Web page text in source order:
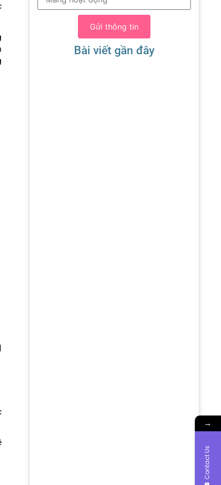
Gửi thông tin
Bài viết gần đây
→
Contact Us